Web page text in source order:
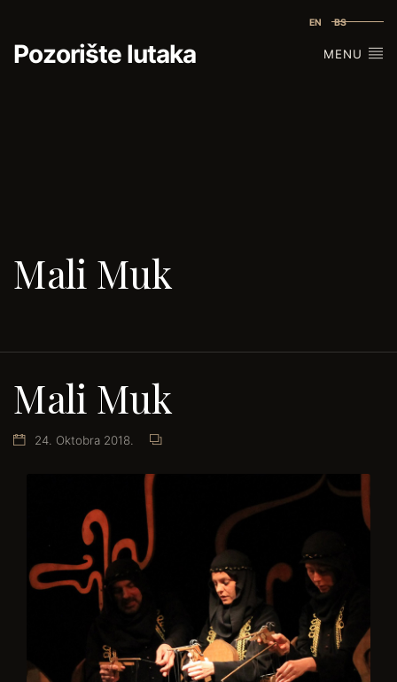
EN BS
Pozorište lutaka MENU
Mali Muk
Mali Muk
24. Oktobra 2018.